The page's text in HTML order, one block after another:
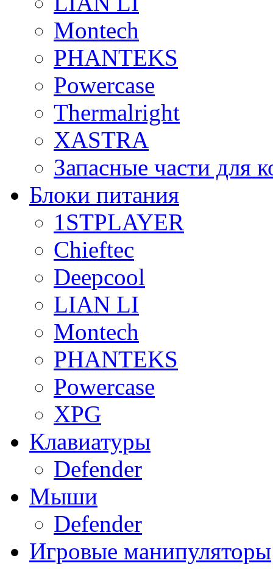
Montech
PHANTEKS
Powercase
Thermalright
XASTRA
Запасные части для
Блоки питания
1STPLAYER
Chieftec
Deepcool
LIAN LI
Montech
PHANTEKS
Powercase
XPG
Клавиатуры
Defender
Мыши
Defender
Игровые манипуляторы